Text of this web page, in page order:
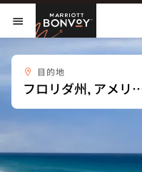
Skip to Content
メニューを開く
目的地